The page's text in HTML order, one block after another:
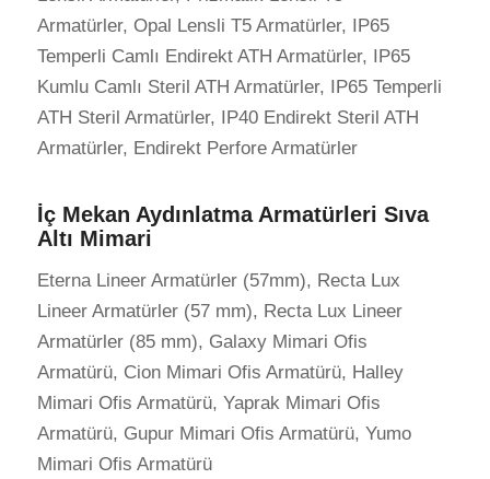
Armatürler, Opal Lensli T5 Armatürler, IP65
Temperli Camlı Endirekt ATH Armatürler, IP65
Kumlu Camlı Steril ATH Armatürler, IP65 Temperli
ATH Steril Armatürler, IP40 Endirekt Steril ATH
Armatürler, Endirekt Perfore Armatürler
İç Mekan Aydınlatma Armatürleri Sıva
Altı Mimari
Eterna Lineer Armatürler (57mm), Recta Lux
Lineer Armatürler (57 mm), Recta Lux Lineer
Armatürler (85 mm), Galaxy Mimari Ofis
Armatürü, Cion Mimari Ofis Armatürü, Halley
Mimari Ofis Armatürü, Yaprak Mimari Ofis
Armatürü, Gupur Mimari Ofis Armatürü, Yumo
Mimari Ofis Armatürü